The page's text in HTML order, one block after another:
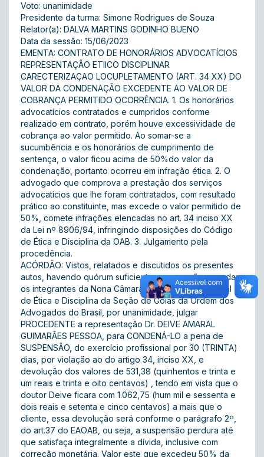
Voto: unanimidade
Presidente da turma: Simone Rodrigues de Souza
Relator(a): DALVA MARTINS GODINHO BUENO
Data da sessão: 15/06/2023
EMENTA: CONTRATO DE HONORÁRIOS ADVOCATÍCIOS 
REPRESENTAÇÃO ETIICO DISCIPLINAR 
CARECTERIZAÇAO LOCUPLETAMENTO (ART. 34 XX) DO
VALOR DA CONDENAÇÃO EXCEDENTE AO VALOR DE
COBRANÇA PERMITIDO OCORRÊNCIA. 1. Os honorários
advocatícios contratados e cumpridos conforme
realizado em contrato, porém houve excessividade de
cobrança ao valor permitido. Ao somar-se a
sucumbência e os honorários de cumprimento de
sentença, o valor ficou acima de 50%do valor da
condenação, portanto ocorreu em infração ética. 2. O
advogado que comprova a prestação dos serviços
advocatícios que lhe foram contratados, com resultado
prático ao constituinte, mas excede o valor permitido de
50%, comete infrações elencadas no art. 34 inciso XX
da Lei nº 8906/94, infringindo disposições do Código
de Ética e Disciplina da OAB. 3. Julgamento pela
procedência.
ACÓRDÃO: Vistos, relatados e discutidos os presentes
autos, havendo quórum suficiente para sessão, acordam
os integrantes da Nona Câmara Julgadora do Tribunal
de Ética e Disciplina da Seção de Goiás da Ordem dos
Advogados do Brasil, por unanimidade, julgar
PROCEDENTE a representação Dr. DEIVE AMARAL
GUIMARÃES PESSOA, para CONDENÁ-LO a pena de
SUSPENSÃO, do exercício profissional por 30 (TRINTA)
dias, por violação ao do artigo 34, inciso XX, e
devolução dos valores de 531,38 (quinhentos e trinta e
um reais e trinta e oito centavos) , tendo em vista que o
doutor Deive ficara com 1.062,75 (hum mil e sessenta e
dois reais e setenta e cinco centavos) a mais que o
cliente, essa devolução será conforme o parágrafo 2º,
do art.37 do EAOAB, ou seja, a suspensão perdura até
que satisfaça integralmente a dívida, inclusive com
correção monetária. Valor este que excedeu 50% da